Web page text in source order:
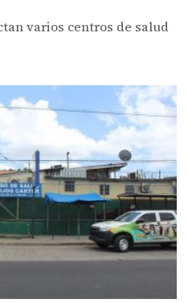
varios centros de salud